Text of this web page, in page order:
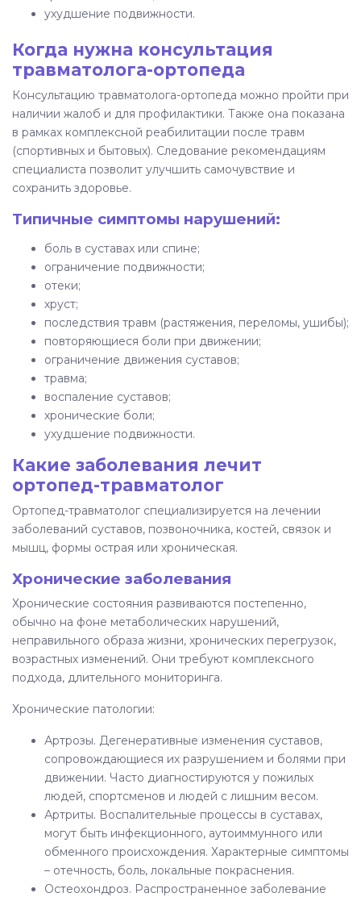
ухудшение подвижности.
Когда нужна консультация
травматолога-ортопеда
Консультацию травматолога-ортопеда можно пройти при
наличии жалоб и для профилактики. Также она показана
в рамках комплексной реабилитации после травм
(спортивных и бытовых). Следование рекомендациям
специалиста позволит улучшить самочувствие и
сохранить здоровье.
Типичные симптомы нарушений:
боль в суставах или спине;
ограничение подвижности;
отеки;
хруст;
последствия травм (растяжения, переломы, ушибы);
повторяющиеся боли при движении;
ограничение движения суставов;
травма;
воспаление суставов;
хронические боли;
ухудшение подвижности.
Какие заболевания лечит
ортопед-травматолог
Ортопед-травматолог специализируется на лечении
заболеваний суставов, позвоночника, костей, связок и
мышц, формы острая или хроническая.
Хронические заболевания
Хронические состояния развиваются постепенно,
обычно на фоне метаболических нарушений,
неправильного образа жизни, хронических перегрузок,
возрастных изменений. Они требуют комплексного
подхода, длительного мониторинга.
Хронические патологии:
Артрозы. Дегенеративные изменения суставов,
сопровождающиеся их разрушением и болями при
движении. Часто диагностируются у пожилых
людей, спортсменов и людей с лишним весом.
Артриты. Воспалительные процессы в суставах,
могут быть инфекционного, аутоиммунного или
обменного происхождения. Характерные симптомы
– отечность, боль, локальные покраснения.
Остеохондроз. Распространенное заболевание